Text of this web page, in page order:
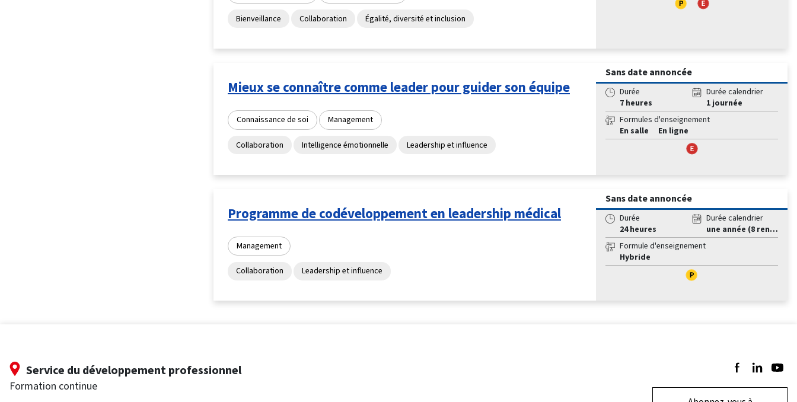
Bienveillance Collaboration Égalité, diversité et inclusion
Mieux se connaître comme leader pour guider son équipe
Connaissance de soi Management
Collaboration Intelligence émotionnelle Leadership et influence
Sans date annoncée
Durée
7 heures
Durée calendrier
1 journée
Formules d'enseignement
En salle
En ligne
Programme de codéveloppement en leadership médical
Management
Collaboration Leadership et influence
Sans date annoncée
Durée
24 heures
Durée calendrier
une année (8 rencontres)
Formule d'enseignement
Hybride
Service du développement professionnel
Formation continue
Suivez-nous sur
Suivez-